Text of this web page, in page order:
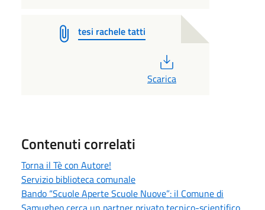
tesi rachele tatti
Scarica
Contenuti correlati
Torna il Tè con Autore!
Servizio biblioteca comunale
Bando “Scuole Aperte Scuole Nuove”: il Comune di